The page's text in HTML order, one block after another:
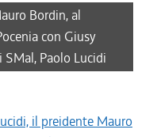
Bordin, al
con Giusy
Paolo Lucidi